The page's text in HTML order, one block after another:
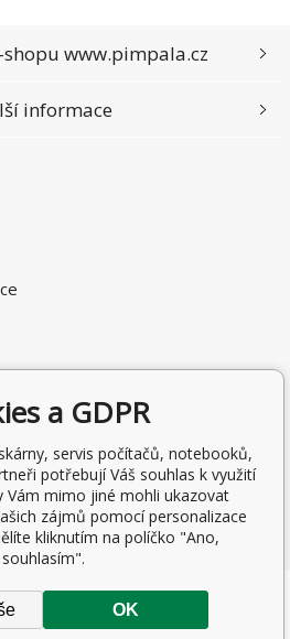
www.pimpala.cz
informace
Ing. Antonín Pohludka
práva vyhrazena.
a GDPR
servis počítačů, notebooků,
potřebují Váš souhlas k využití
Vám mimo jiné mohli ukazovat
zájmů pomocí personalizace
kliknutím na políčko "Ano,
souhlasím".
OK